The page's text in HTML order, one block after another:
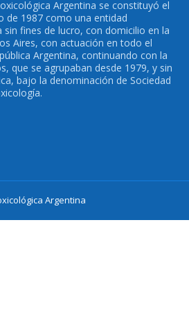
Argentina se constituyó el
de 1987 como una entidad
sin fines de lucro, con domicilio en la
Aires, con actuación en todo el
Argentina, continuando con la
que se agrupaban desde 1979, y sin
bajo la denominación de Sociedad
Argentina